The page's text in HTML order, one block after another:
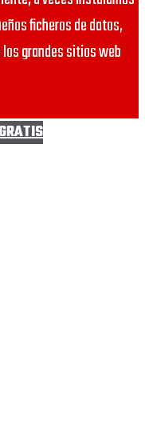
ficheros de datos,
grandes sitios web